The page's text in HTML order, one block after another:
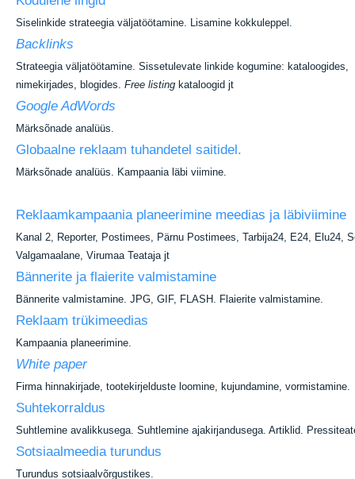
Siselinkide strateegia väljatöötamine. Lisamine kokkuleppel.
Backlinks
Strateegia väljatöötamine. Sissetulevate linkide kogumine: kataloogides,
nimekirjades, blogides. Free listing kataloogid jt
Google AdWords
Märksõnade analüüs.
Globaalne reklaam tuhandetel saitidel.
Märksõnade analüüs. Kampaania läbi viimine.
Reklaamkampaania planeerimine meedias ja läbiviimine
Kanal 2, Reporter, Postimees, Pärnu Postimees, Tarbija24, E24, Elu24,
Valgamaalane, Virumaa Teataja jt
Bännerite ja flaierite valmistamine
Bännerite valmistamine. JPG, GIF, FLASH. Flaierite valmistamine.
Reklaam trükimeedias
Kampaania planeerimine.
White paper
Firma hinnakirjade, tootekirjelduste loomine, kujundamine, vormistamine.
Suhtekorraldus
Suhtlemine avalikkusega. Suhtlemine ajakirjandusega. Artiklid.
Sotsiaalmeedia turundus
Turundus sotsiaalvõrgustikes.